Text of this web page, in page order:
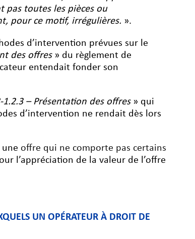
pas toutes les pièces ou
pour ce motif, irrégulières. ».
d’intervention prévues sur le
des offres» du règlement de
entendait fonder son
1.2.3 – Présentation des offres» qui
d’intervention ne rendait dès lors
uneoffre qui ne comporte pas certains
l’appréciation de la valeur de l’offre
UN OPÉRATEUR À DROIT DE